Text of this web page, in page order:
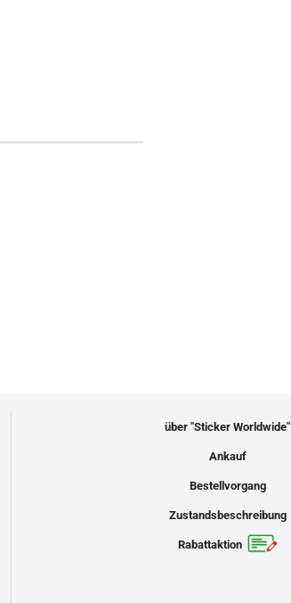
über "Sticker Worldwide"
Ankauf
Bestellvorgang
Zustandsbeschreibung
Rabattaktion